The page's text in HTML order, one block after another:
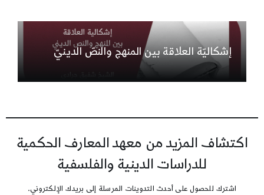
إشكاليّة العلاقة بين المنهج والنصّ الدينيّ
اكتشاف المزيد من معهد المعارف الحكمية
للدراسات الدينية والفلسفية
اشترك للحصول على أحدث التدوينات المرسلة إلى بريدك الإلكتروني.